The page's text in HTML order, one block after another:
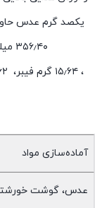
۳۵۶٫۴۰ میلی گرم فسفر، ۰٫۹۸ میلی گرم منگنز
آماده‌سازی مواد
عدس، گوشت خورشتی